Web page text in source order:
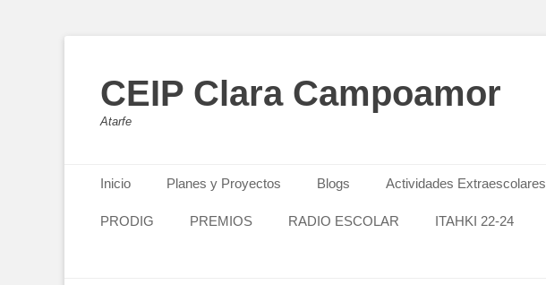
CEIP Clara Campoamor
Atarfe
Primary Menu
content
Inicio Planes y Proyectos Blogs Actividades Extraescolares
PRODIG PREMIOS RADIO ESCOLAR ITAHKI 22-24